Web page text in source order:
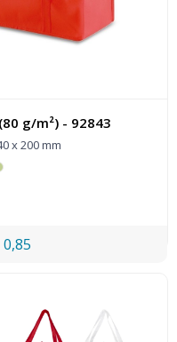
g/m²) - 92843
x 200 mm
0,85